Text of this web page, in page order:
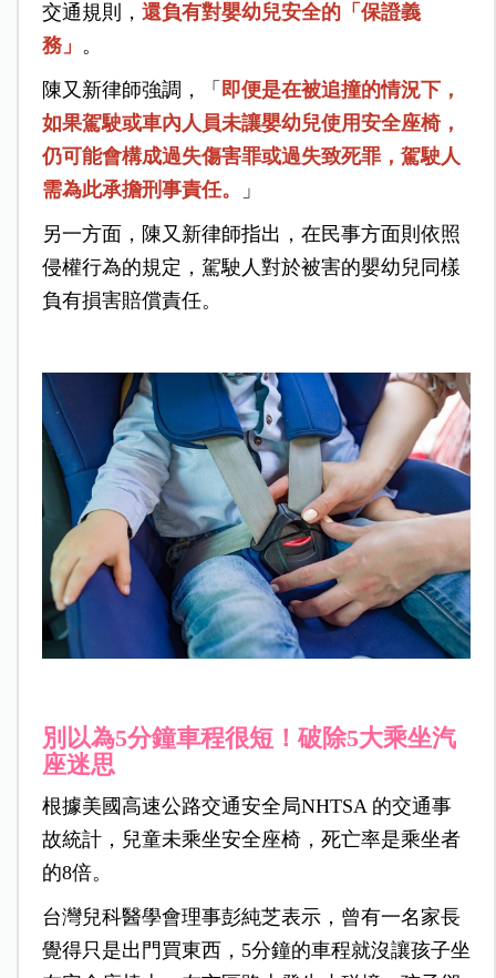
交通規則， 還負有對嬰幼兒安全的「保證義
務」 。
陳又新律師強調，「 即便是在被追撞的情況下，
如果駕駛或車內人員未讓嬰幼兒使用安全座椅，
仍可能會構成過失傷害罪或過失致死罪，駕駛人
需為此承擔刑事責任。
」
另一方面，陳又新律師指出，在民事方面則依照
侵權行為的規定，駕駛人對於被害的嬰幼兒同樣
負有損害賠償責任。
別以為5分鐘車程很短！破除5大乘坐汽
座迷思
根據美國高速公路交通安全局NHTSA 的交通事
故統計，兒童未乘坐安全座椅，死亡率是乘坐者
的8倍。
台灣兒科醫學會理事彭純芝表示，曾有一名家長
覺得只是出門買東西，5分鐘的車程就沒讓孩子坐